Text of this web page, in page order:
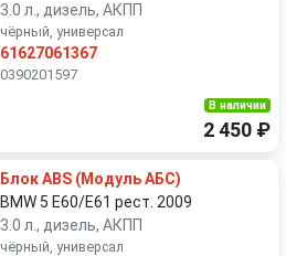
3.0 л., дизель, АКПП
чёрный, универсал
61627061367
0390201597
В наличии
2 450 ₽
Блок ABS (Модуль АБС)
BMW 5 E60/E61 рест. 2009
3.0 л., дизель, АКПП
чёрный, универсал